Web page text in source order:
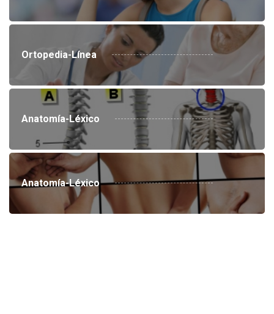
Ortopedia-Línea
Anatomía-Léxico
Anatomía-Léxico